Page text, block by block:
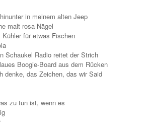
in meinem alten Jeep
malt rosa Nägel
Kühler für etwas Fischen
Schaukel Radio reitet der Strich
Boogie-Board aus dem Rücken
denke, das Zeichen, das wir Said
zu tun ist, wenn es